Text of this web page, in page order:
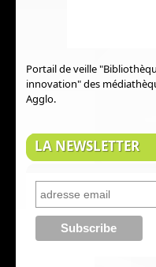
Portail de veille
innovation" des
Agglo.
LA NEWSLETTER